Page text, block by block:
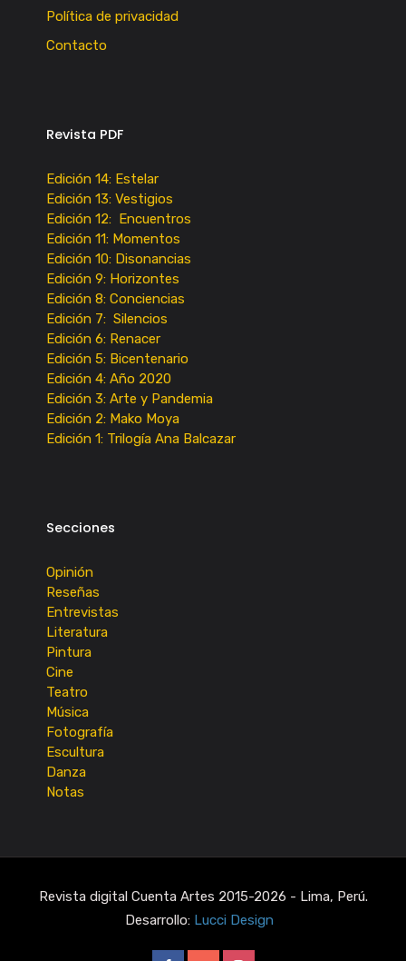
Política de privacidad
Contacto
Revista PDF
Edición 14: Estelar
Edición 13: Vestigios
Edición 12: Encuentros
Edición 11: Momentos
Edición 10: Disonancias
Edición 9: Horizontes
Edición 8: Conciencias
Edición 7: Silencios
Edición 6: Renacer
Edición 5: Bicentenario
Edición 4: Año 2020
Edición 3: Arte y Pandemia
Edición 2: Mako Moya
Edición 1: Trilogía Ana Balcazar
Secciones
Opinión
Reseñas
Entrevistas
Literatura
Pintura
Cine
Teatro
Música
Fotografía
Escultura
Danza
Notas
Revista digital Cuenta Artes 2015-2026 - Lima, Perú.
Desarrollo: Lucci Design